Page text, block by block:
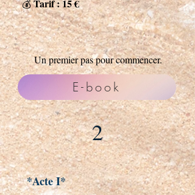
💰Tarif : 15 €
Un premier pas pour commencer.
E-book
2
*Acte I*